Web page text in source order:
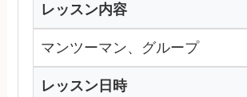
レッスン内容
マンツーマン、グループ
レッスン日時